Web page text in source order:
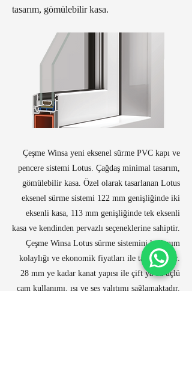
tasarım, gömülebilir kasa.
Çeşme Winsa yeni eksenel sürme PVC kapı ve
pencere sistemi Lotus. Çağdaş minimal tasarım,
gömülebilir kasa. Özel olarak tasarlanan Lotus
eksenel sürme sistemi 122 mm genişliğinde iki
eksenli kasa, 113 mm genişliğinde tek eksenli
kasa ve kendinden pervazlı seçeneklerine sahiptir.
Çeşme Winsa Lotus sürme sistemini kullanım
kolaylığı ve ekonomik fiyatları ile tavsiye eder.
28 mm ye kadar kanat yapısı ile çift ya da üçlü
cam kullanımı, ısı ve ses yalıtımı sağlamaktadır.